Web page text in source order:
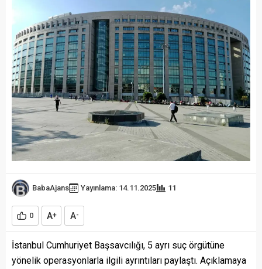
BabaAjans Yayınlama: 14.11.2025 11
0 A+ A-
İstanbul Cumhuriyet Başsavcılığı, 5 ayrı suç örgütüne
yönelik operasyonlarla ilgili ayrıntıları paylaştı. Açıklamaya